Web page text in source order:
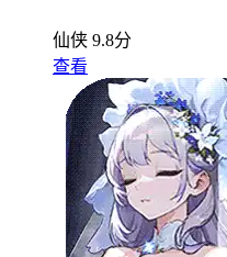
仙侠 9.8分
查看